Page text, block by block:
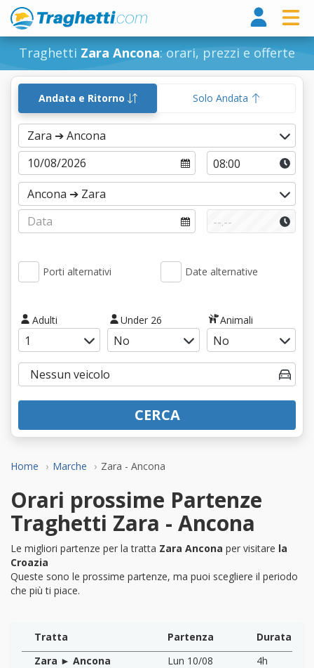
Traghetti Zara Ancona: orari, prezzi e offerte
Home Marche Zara - Ancona
Andata e Ritorno Solo Andata
Porti alternativi Date alternative
Adulti Under 26 Animali
CERCA
Orari prossime Partenze
Traghetti Zara - Ancona
Le migliori partenze per la tratta Zara Ancona per visitare la
Croazia
Queste sono le prossime partenze, ma puoi scegliere il periodo
che più ti piace.
Tratta Partenza
Durata
Zara ► Ancona
Lun 10/08
4h